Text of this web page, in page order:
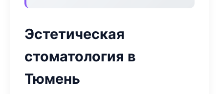
Эстетическая
стоматология в
Тюмень